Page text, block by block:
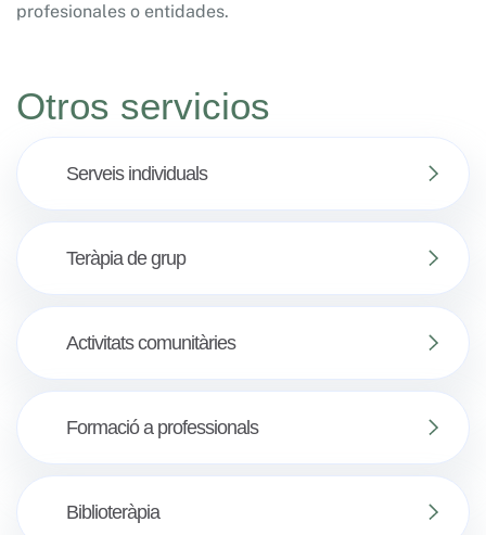
profesionales o entidades.
Otros servicios
Serveis individuals
Teràpia de grup
Activitats comunitàries
Formació a professionals
Biblioteràpia